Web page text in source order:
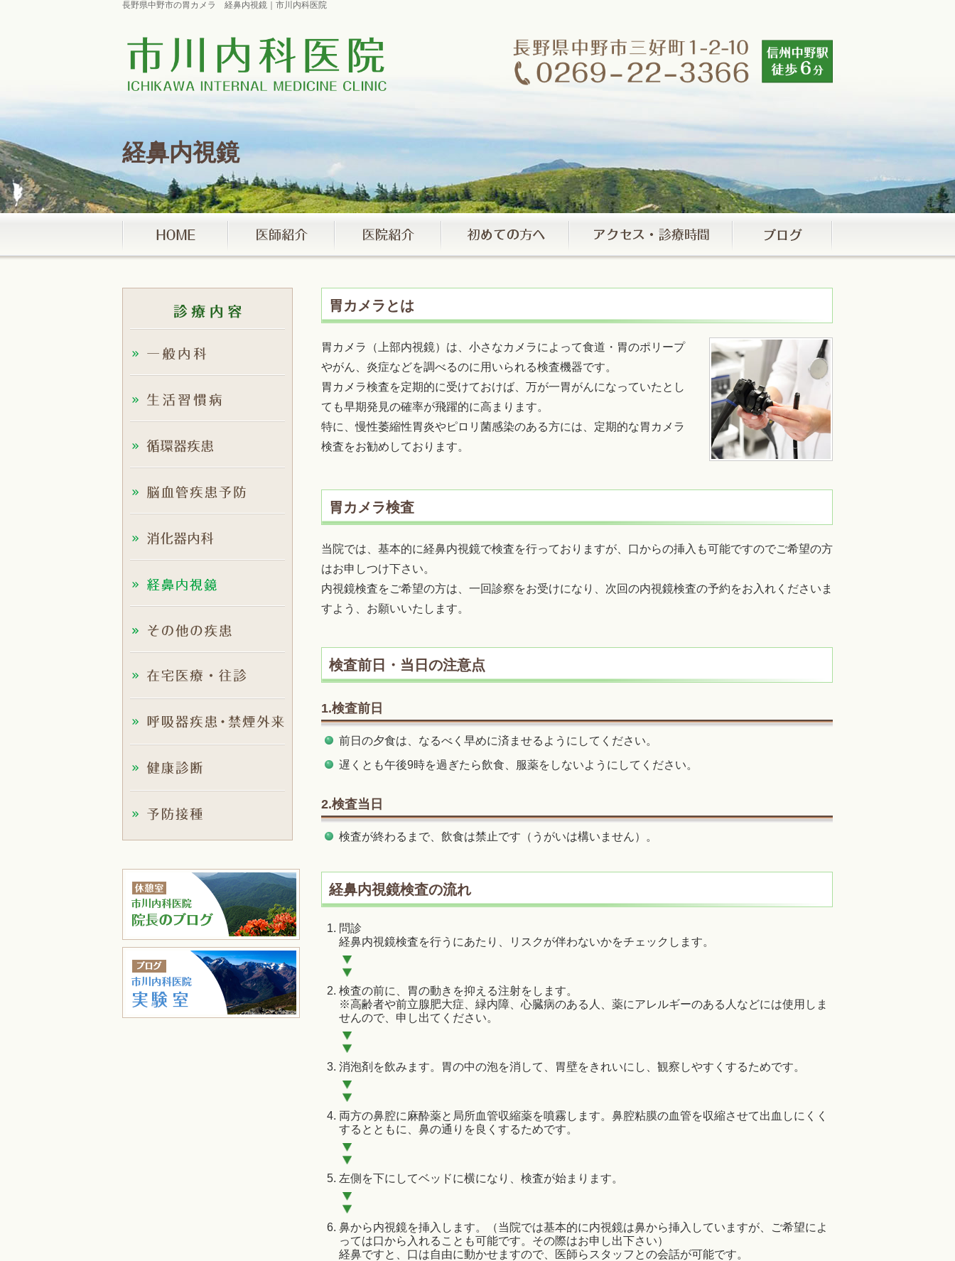
長野県中野市の胃カメラ 経鼻内視鏡｜市川内科医院
経鼻内視鏡
胃カメラとは
胃カメラ（上部内視鏡）は、小さなカメラによって食道・胃のポリープ
やがん、炎症などを調べるのに用いられる検査機器です。
胃カメラ検査を定期的に受けておけば、万が一胃がんになっていたとし
ても早期発見の確率が飛躍的に高まります。
特に、慢性萎縮性胃炎やピロリ菌感染のある方には、定期的な胃カメラ
検査をお勧めしております。
胃カメラ検査
当院では、基本的に経鼻内視鏡で検査を行っておりますが、口からの挿入も可能ですのでご希望の方
はお申しつけ下さい。
内視鏡検査をご希望の方は、一回診察をお受けになり、次回の内視鏡検査の予約をお入れくださいま
すよう、お願いいたします。
検査前日・当日の注意点
1.検査前日
前日の夕食は、なるべく早めに済ませるようにしてください。
遅くとも午後9時を過ぎたら飲食、服薬をしないようにしてください。
2.検査当日
検査が終わるまで、飲食は禁止です（うがいは構いません）。
経鼻内視鏡検査の流れ
問診
経鼻内視鏡検査を行うにあたり、リスクが伴わないかをチェックします。
検査の前に、胃の動きを抑える注射をします。
※高齢者や前立腺肥大症、緑内障、心臓病のある人、薬にアレルギーのある人などには使用しま
せんので、申し出てください。
消泡剤を飲みます。胃の中の泡を消して、胃壁をきれいにし、観察しやすくするためです。
両方の鼻腔に麻酔薬と局所血管収縮薬を噴霧します。鼻腔粘膜の血管を収縮させて出血しにくく
するとともに、鼻の通りを良くするためです。
左側を下にしてベッドに横になり、検査が始まります。
鼻から内視鏡を挿入します。（当院では基本的に内視鏡は鼻から挿入していますが、ご希望によ
っては口から入れることも可能です。その際はお申し出下さい）
経鼻ですと、口は自由に動かせますので、医師らスタッフとの会話が可能です。